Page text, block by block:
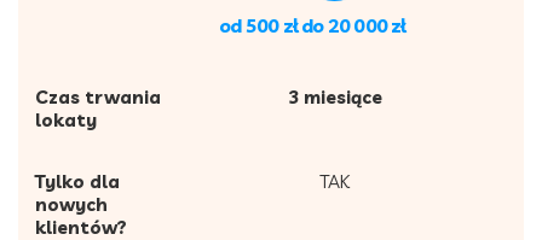
od 500 zł do 20 000 zł
Czas trwania
lokaty
3 miesiące
Tylko dla
nowych
klientów?
TAK